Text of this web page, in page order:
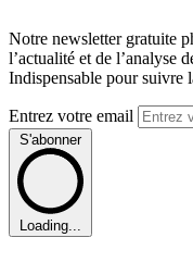
Notre newsletter gratuite
l’actualité et de l’analyse
Indispensable pour suivre
Entrez votre email
S'abonner
Loading...